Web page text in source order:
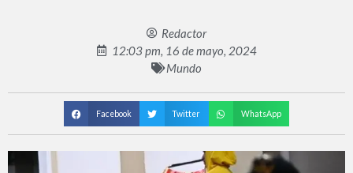
Redactor
12:03 pm, 16 de mayo, 2024
Mundo
Facebook Twitter WhatsApp